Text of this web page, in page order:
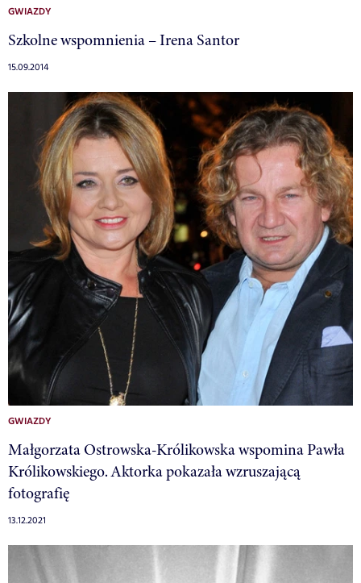
GWIAZDY
Szkolne wspomnienia – Irena Santor
15.09.2014
GWIAZDY
Małgorzata Ostrowska-Królikowska wspomina Pawła
Królikowskiego. Aktorka pokazała wzruszającą
fotografię
13.12.2021